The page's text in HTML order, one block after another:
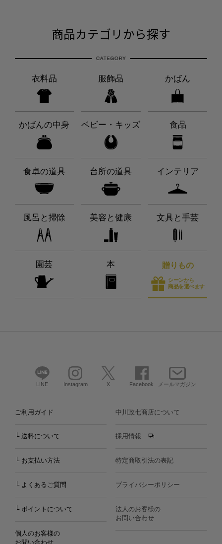
商品カテゴリから探す
衣料品 服飾品 かばん
かばんの中身 ベビー・キッズ 食品
食卓の道具 台所の道具 インテリア
風呂と掃除 美容と健康 文具と手芸
園芸 本 贈りもの
シーンから
商品を選べます
LINE Instagram X Facebook メールマガジン
ご利用ガイド
└ 送料について
└ お支払い方法
└ よくあるご質問
└ ポイントについて
個人のお客様の
お問い合わせ
中川政七商店について
採用情報
特定商取引法の表記
プライバシーポリシー
法人のお客様の
お問い合わせ